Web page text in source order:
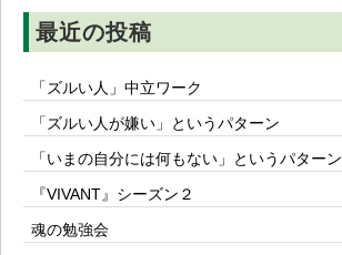
ン
最近の投稿
「ズルい人」中立ワーク
「ズルい人が嫌い」というパターン
「いまの自分には何もない」というパターン
『VIVANT』シーズン２
魂の勉強会